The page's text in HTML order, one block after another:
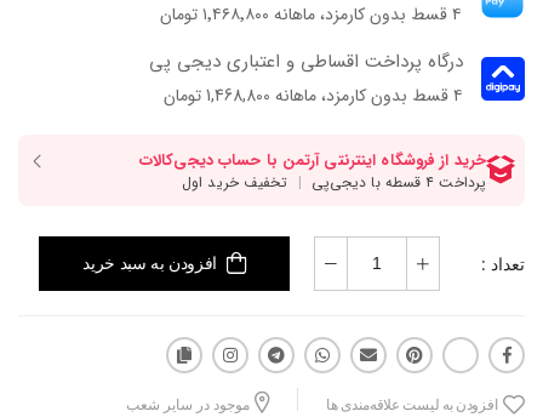
۴ قسط بدون کارمزد، ماهانه ۱٬۴۶۸٬۸۰۰ تومان
درگاه پرداخت اقساطی و اعتباری دیجی پی
۴ قسط بدون کارمزد، ماهانه 1,468,800 تومان
تعداد : افزودن به سبد خرید
افزودن به لیست علاقه‌مندی ها موجود در سایر شعب